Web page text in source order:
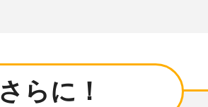
さらに！